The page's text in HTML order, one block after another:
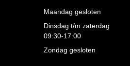
Maandag gesloten
Dinsdag t/m zaterdag
09:30-17:00
Zondag gesloten